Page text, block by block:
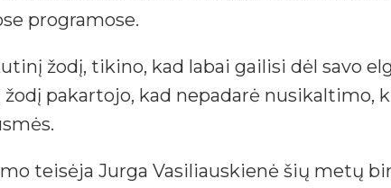
programose.
žodį, tikino, kad labai gailisi dėl savo
pakartojo, kad nepadarė nusikaltimo,
teisėja Jurga Vasiliauskienė šių metų